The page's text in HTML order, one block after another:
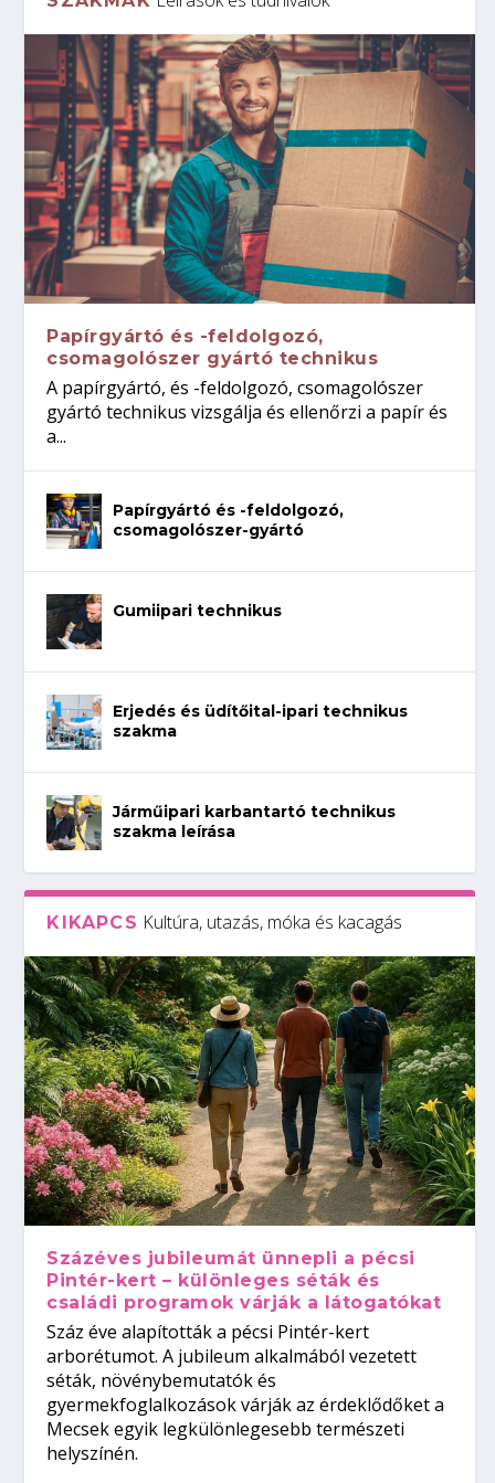
Papírgyártó és -feldolgozó,
csomagolószer gyártó technikus
A papírgyártó, és -feldolgozó, csomagolószer
gyártó technikus vizsgálja és ellenőrzi a papír és
a...
Papírgyártó és -feldolgozó,
csomagolószer-gyártó
Gumiipari technikus
Erjedés és üdítőital-ipari technikus
szakma
Járműipari karbantartó technikus
szakma leírása
KIKAPCS Kultúra, utazás, móka és kacagás
Százéves jubileumát ünnepli a pécsi
Pintér-kert – különleges séták és
családi programok várják a látogatókat
Száz éve alapították a pécsi Pintér-kert
arborétumot. A jubileum alkalmából vezetett
séták, növénybemutatók és
gyermekfoglalkozások várják az érdeklődőket a
Mecsek egyik legkülönlegesebb természeti
helyszínén.